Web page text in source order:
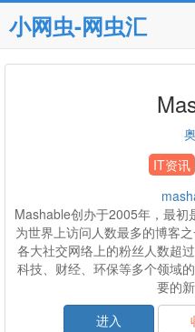
小网虫-网虫汇
IT资讯
Mashable创办于2005年，最
为世界上访问人数最多的博客
各大社交网络上的粉丝人数超
科技、财经、环保等多个领域
要的新
进入